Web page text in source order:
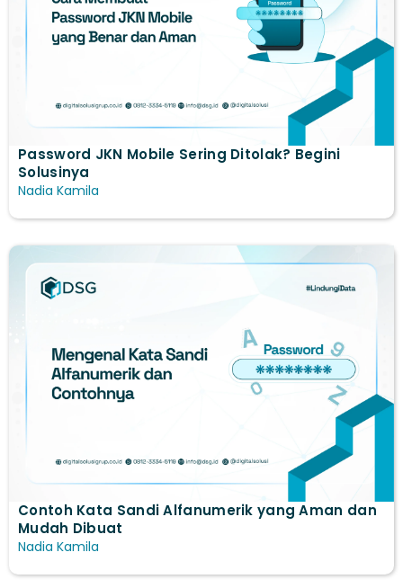
Password JKN Mobile Sering Ditolak? Begini
Solusinya
Nadia Kamila
Contoh Kata Sandi Alfanumerik yang Aman dan
Mudah Dibuat
Nadia Kamila